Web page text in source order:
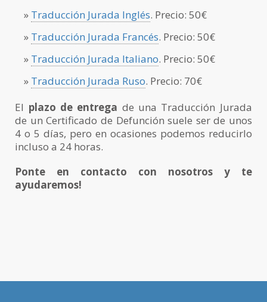
» Traducción Jurada Inglés. Precio: 50€
» Traducción Jurada Francés. Precio: 50€
» Traducción Jurada Italiano. Precio: 50€
» Traducción Jurada Ruso. Precio: 70€
El plazo de entrega de una Traducción Jurada
de un Certificado de Defunción suele ser de unos
4 o 5 días, pero en ocasiones podemos reducirlo
incluso a 24 horas.
Ponte en contacto con nosotros y te
ayudaremos!